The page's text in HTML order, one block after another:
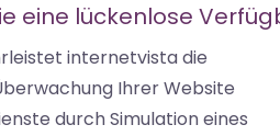
eine lückenlose
internetvista die
Ihrer Website
durch Simulation eines